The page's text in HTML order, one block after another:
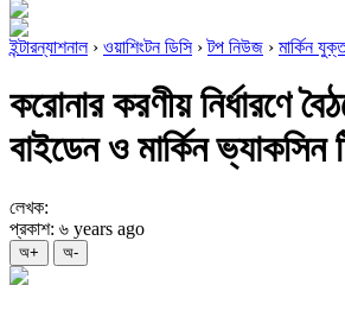
ইন্টারন্যাশনাল› ওয়াশিংটন ডিসি›টপ নিউজ › মার্কিন
করোনার করণীয় নির্ধারণে
বাইডেন ও মার্কিন ভ্যাকসিন
লেখক:
প্রকাশ: ৬ years ago
অ+ অ-